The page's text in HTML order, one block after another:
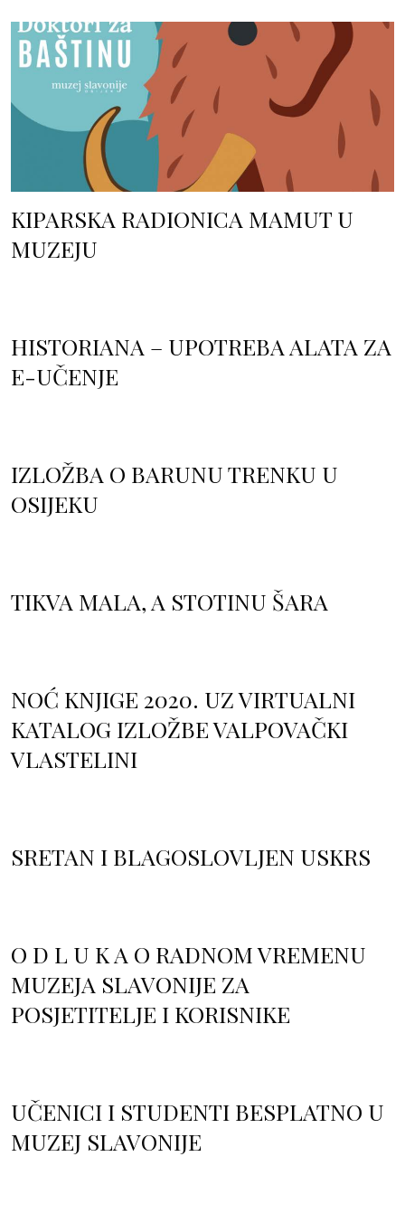
KIPARSKA RADIONICA MAMUT U
MUZEJU
HISTORIANA – UPOTREBA ALATA ZA
E-UČENJE
IZLOŽBA O BARUNU TRENKU U
OSIJEKU
TIKVA MALA, A STOTINU ŠARA
NOĆ KNJIGE 2020. UZ VIRTUALNI
KATALOG IZLOŽBE VALPOVAČKI
VLASTELINI
SRETAN I BLAGOSLOVLJEN USKRS
O D L U K A O RADNOM VREMENU
MUZEJA SLAVONIJE ZA
POSJETITELJE I KORISNIKE
UČENICI I STUDENTI BESPLATNO U
MUZEJ SLAVONIJE